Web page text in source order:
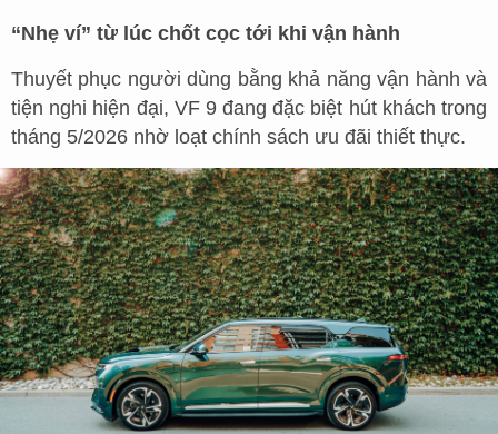
“Nhẹ ví” từ lúc chốt cọc tới khi vận hành
Thuyết phục người dùng bằng khả năng vận hành và
tiện nghi hiện đại, VF 9 đang đặc biệt hút khách trong
tháng 5/2026 nhờ loạt chính sách ưu đãi thiết thực.